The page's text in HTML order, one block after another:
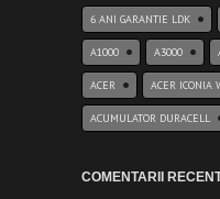
6 ANI GARANTIE LDK
A1000 A3000
ACER ACER ICONIA
ACUMULATOR DURACELL
COMENTARII